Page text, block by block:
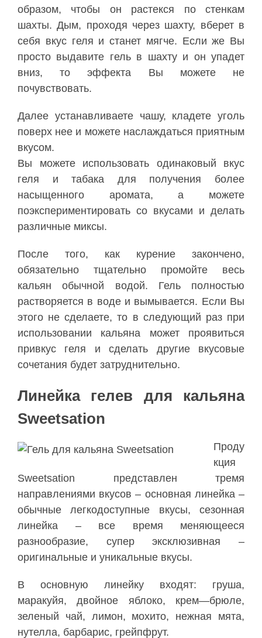
образом, чтобы он растекся по
стенкам
шахты.Дым, проходя через шахту, вберет в
себя вкус геля и станет мягче. Если же Вы
просто выдавите гель в шахту и он упадет
вниз,то эффекта Вы можете
не
почувствовать.
Далее устанавливаете чашу, кладете уголь
поверх нее и можете наслаждаться приятным
вкусом.
Вы
можете использовать одинаковый
вкус
геля
и табака для получения
более
насыщенного
аромата,а
можете
поэкспериментировать со вкусами и делать
различные миксы.
После того, как курение закончено,
обязательно
тщательно промойте
весь
кальян
обычной водой. Гель
полностью
растворяется в воде и вымывается. Если Вы
этого не сделаете,то в следующий раз при
использовании
кальяна может
проявиться
привкус
геля и сделать другие
вкусовые
сочетания будет затруднительно.
Линейка гелев для кальяна
Sweetsation
Проду
кция
Sweetsation
представлен
тремя
направлениями вкусов – основная линейка–
обычные
легкодоступные вкусы,сезонная
линейка – все время
меняющееся
разнообразие, супер эксклюзивная –
оригинальные и уникальные вкусы.
В основную линейку входят: груша,
маракуйя,двойное яблоко, крем—брюле,
зеленый
чай, лимон, мохито, нежная мята,
нутелла, барбарис, грейпфрут.